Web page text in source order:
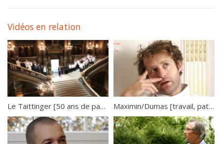
Vidéos en relation
Le Taittinger [50 ans de passion] Maximin/Dumas [travail, patience, sacrifice]